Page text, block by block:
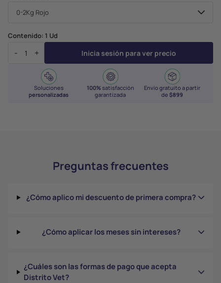
Contenido: 1 Ud
- + Inicia sesión para ver precio
Soluciones
personalizadas
100% satisfacción
garantizada
Envío gratuito a partir
de$899
Preguntas frecuentes
¿Cómo aplico mi descuento de primera compra?
¿Cómo aplicar los meses sin intereses?
¿Cuáles son las formas de pago que acepta
Distrito Vet?